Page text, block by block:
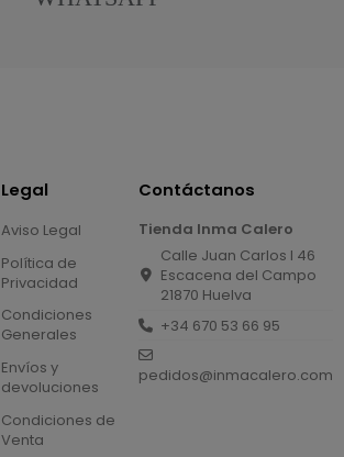
Legal
Aviso Legal
Política de
Privacidad
Condiciones
Generales
Envíos y
devoluciones
Condiciones de
Venta
Contáctanos
Tienda Inma Calero
Calle Juan Carlos I 46
Escacena del Campo
21870 Huelva
+34 670 53 66 95
pedidos@inmacalero.com